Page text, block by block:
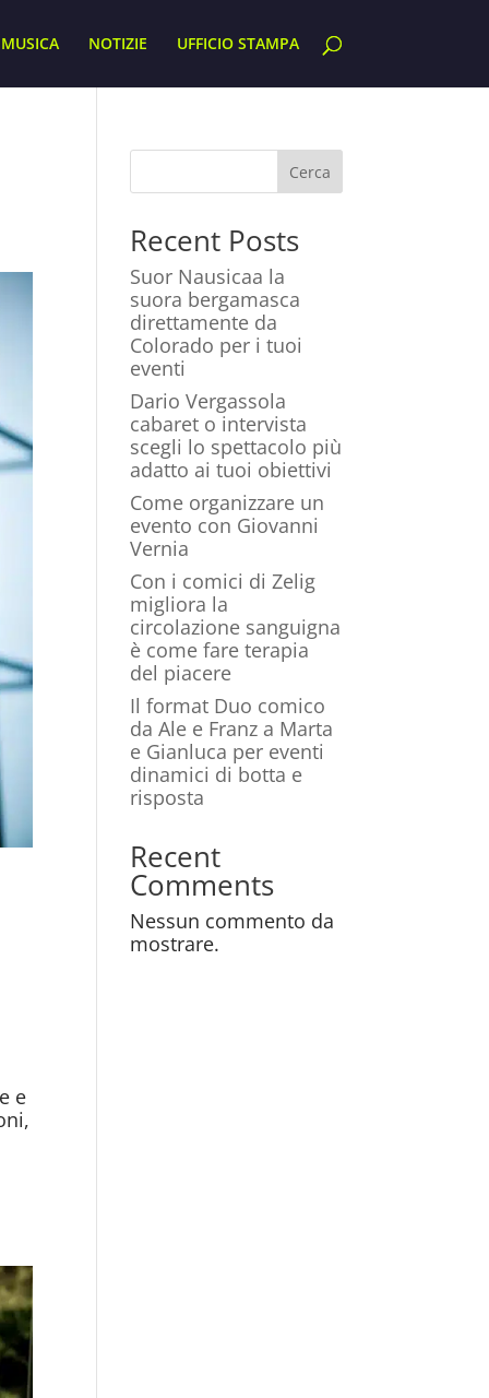
MUSICA NOTIZIE UFFICIO STAMPA
e
Cerca
Recent Posts
Suor Nausicaa la
suora bergamasca
direttamente da
Colorado per i tuoi
eventi
Dario Vergassola
cabaret o intervista
scegli lo spettacolo più
adatto ai tuoi obiettivi
Come organizzare un
evento con Giovanni
Vernia
Con i comici di Zelig
migliora la
circolazione sanguigna
è come fare terapia
del piacere
Il format Duo comico
da Ale e Franz a Marta
e Gianluca per eventi
dinamici di botta e
risposta
Recent
Comments
Nessun commento da
mostrare.